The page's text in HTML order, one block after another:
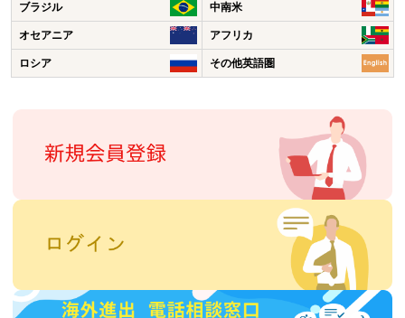
ブラジル 中南米
オセアニア アフリカ
ロシア その他英語圏